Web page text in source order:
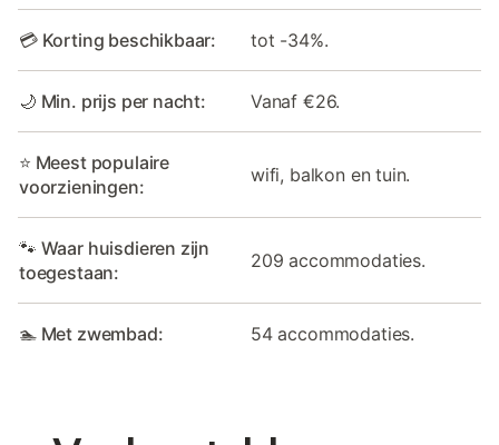
💳 Korting beschikbaar: tot -34%.
🌙 Min. prijs per nacht: Vanaf €26.
⭐ Meest populaire
voorzieningen:
wifi, balkon en tuin.
🐾 Waar huisdieren zijn
toegestaan:
209 accommodaties.
🏊 Met zwembad: 54 accommodaties.